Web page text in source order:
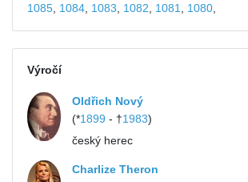
1085, 1084, 1083 1082 1081 1080,
Výročí
Oldřich Nový
(*1899 - †1983)
český herec
Charlize Theron